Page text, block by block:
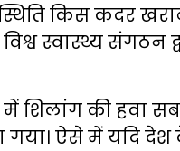
किस कदर
स्वास्थ्य संगठन
शिलांग की हवा
गया। ऐसे में यदि